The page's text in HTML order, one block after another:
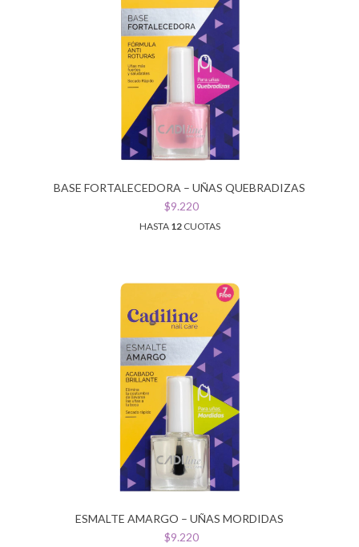
BASE FORTALECEDORA – UÑAS QUEBRADIZAS
$9.220
HASTA 12CUOTAS
ESMALTE AMARGO – UÑAS MORDIDAS
$9.220